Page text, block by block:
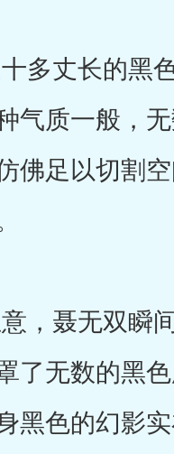
丈长的黑色
气质一般，
佛足以切割
聂无双瞬间
了无数的黑
黑色的幻影实